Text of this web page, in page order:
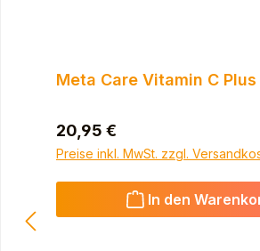
Meta Care Vitamin C Plus
Regulärer Preis:
20,95 €
Preise inkl. MwSt. zzgl.
In den